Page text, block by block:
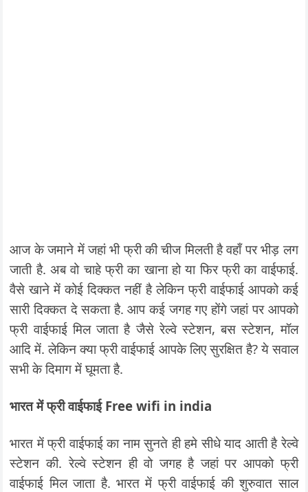
आज के जमाने में जहां भी फ्री की चीज मिलती है वहाँ पर भीड़ लग
जाती है. अब वो चाहे फ्री का खाना हो या फिर फ्री का वाईफाई.
वैसे खाने में कोई दिक्कत नहीं है लेकिन फ्री वाईफाई आपको कई
सारी दिक्कत दे सकता है. आप कई जगह गए होंगे जहां पर आपको
फ्री वाईफाई मिल जाता है जैसे रेल्वे स्टेशन, बस स्टेशन, मॉल
आदि में. लेकिन क्या फ्री वाईफाई आपके लिए सुरक्षित है? ये सवाल
सभी के दिमाग में घूमता है.
भारत में फ्री वाईफाई Free wifi in india
भारत में फ्री वाईफाई का नाम सुनते ही हमे सीधे याद आती है रेल्वे
स्टेशन की. रेल्वे स्टेशन ही वो जगह है जहां पर आपको फ्री
वाईफाई मिल जाता है. भारत में फ्री वाईफाई की शुरुवात साल